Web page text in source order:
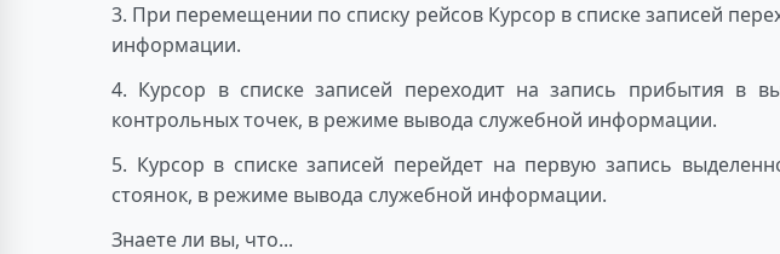
3. При перемещении по списку рейсов Курсор в списке записей
информации.
4. Курсор в списке записей переходит на запись прибытия в
контрольных точек, в режиме вывода служебной информации.
5. Курсор в списке записей перейдет на первую запись
стоянок, в режиме вывода служебной информации.
Знаете ли вы, что...